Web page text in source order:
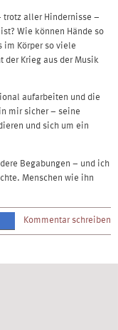
trotz aller Hindernisse –
Wie können Hände so
im Körper so viele
der Krieg aus der Musik
aufarbeiten und die
mir sicher – seine
und sich um ein
Begabungen – und ich
Menschen wie ihn
Kommentar schreiben